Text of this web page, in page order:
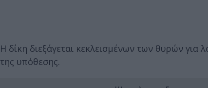
Η δίκη διεξάγεται κεκλεισμένων των θυρών
της υπόθεσης.